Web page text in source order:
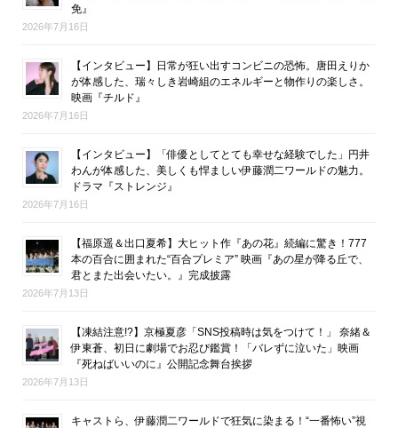
免』
2026年7月16日
【インタビュー】日常が狂い出すコンビニの恐怖。唐田えりか
が体感した、瑞々しき岩崎組のエネルギーと物作りの楽しさ。
映画『チルド』
2026年7月16日
【インタビュー】「俳優としてとても幸せな経験でした」円井
わんが体感した、美しくも悍ましい伊藤潤二ワールドの魅力。
ドラマ『ストレンジ』
2026年7月16日
【福原遥＆出口夏希】大ヒット作『あの花』続編に驚き！777
本の百合に囲まれた“百合プレミア” 映画『あの星が降る丘で、
君とまた出会いたい。』完成披露
2026年7月13日
【凍結注意!?】京極夏彦「SNS投稿時は気をつけて！」 奈緒＆
伊東蒼、初日に劇場でお忍び鑑賞！「バレずに泣いた」映画
『死ねばいいのに』公開記念舞台挨拶
2026年7月13日
キャストら、伊藤潤二ワールドで狂気に染まる！“一番怖い”視